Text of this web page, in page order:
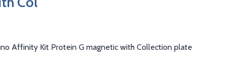
Affinity Kit Protein G magnetic with Collection plate